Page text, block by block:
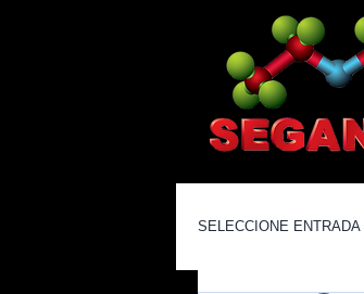
SELECCIONE ENTRADA